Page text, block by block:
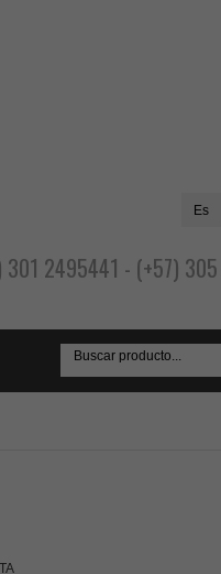
Es
301 2495441 - (+57)